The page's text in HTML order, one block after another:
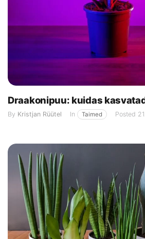
Draakonipuu: kuidas
By Kristjan Rüütel In Taimed Posted